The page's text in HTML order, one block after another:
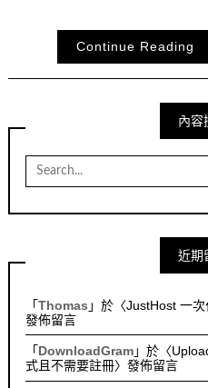
Continue Reading
內容
Search
for:
近期
「Thomas 」於〈JustHost 一
發佈留言
「 DownloadGram」於〈
式且不需要註冊〉發佈留言